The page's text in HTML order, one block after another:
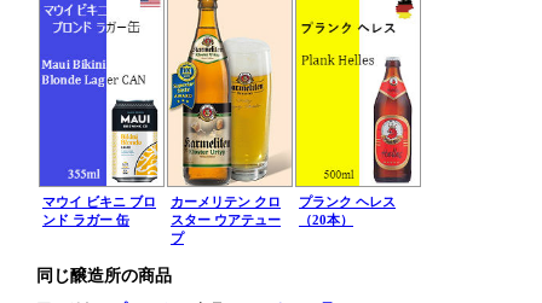
マウイ ビキニ ブロ
ンド ラガー 缶
カーメリテン クロ
スター ウアテュー
プ
プランク ヘレス
（20本）
同じ醸造所の商品